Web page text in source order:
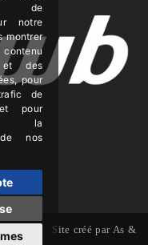
de
notre
montrer
et des
pour
de
pour
la
de nos
Légales Site créé par As &